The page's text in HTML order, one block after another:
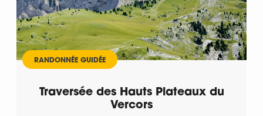
RANDONNÉE GUIDÉE
Traversée des Hauts Plateaux du
Vercors